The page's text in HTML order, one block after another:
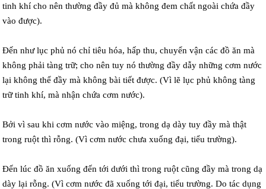
tinh khí cho nên thường đầy đủ mà không đem chất ngoài chứa đầy
vào được).
Đến như lục phủ nó chỉ tiêu hóa, hấp thu, chuyển vận các đồ ăn mà
không phải tàng trữ; cho nên tuy nó thường đầy dẫy những cơm nước
lại không thể đầy mà không bài tiết được. (Vì lẽ lục phủ không tàng
trữ tinh khí, mà nhận chứa cơm nước).
Bởi vì sau khi cơm nước vào miệng, trong dạ dày tuy đầy mà thật
trong ruột thì rỗng. (Vì cơm nước chưa xuống đại, tiểu trường).
Đến lúc đồ ăn xuống đến tới dưới thì trong ruột cũng đầy mà trong dạ
dày lại rỗng. (Vì cơm nước đã xuống tới đại, tiểu trường. Do tác dụng